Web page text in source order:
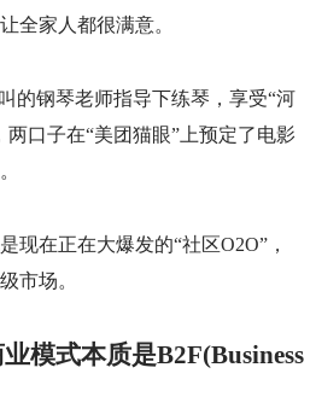
全家人都很满意。
的钢琴老师指导下练琴，享受“河
口子在“美团猫眼”上预定了电影
现在正在大爆发的“社区O2O”，
市场。
模式本质是B2F(Business